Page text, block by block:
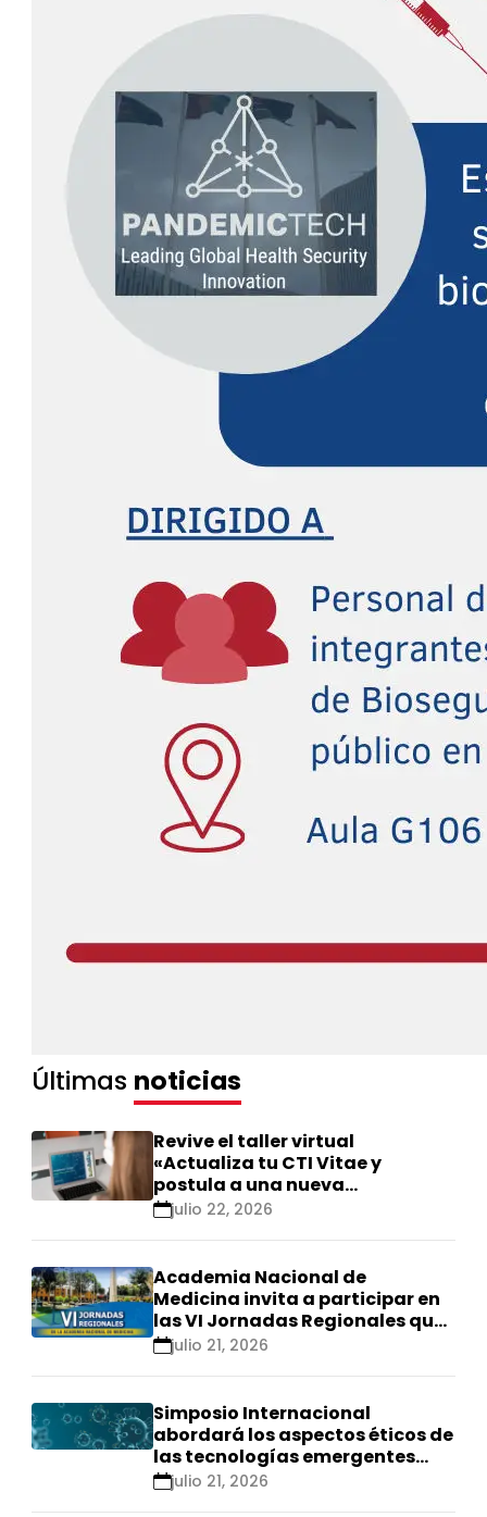
Últimas noticias
Revive el taller virtual
«Actualiza tu CTI Vitae y
postula a una nueva
calificación Renacyt»
julio 22, 2026
Academia Nacional de
Medicina invita a participar en
las VI Jornadas Regionales que
se realizarán en Ica
julio 21, 2026
Simposio Internacional
abordará los aspectos éticos de
las tecnologías emergentes
para el control de
julio 21, 2026